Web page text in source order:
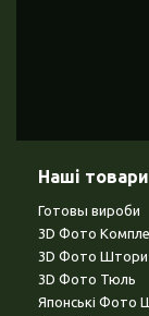
Наші товари
Готовы вироби
3D Фото
3D Фото Штори
3D Фото Тюль
Японські Фото